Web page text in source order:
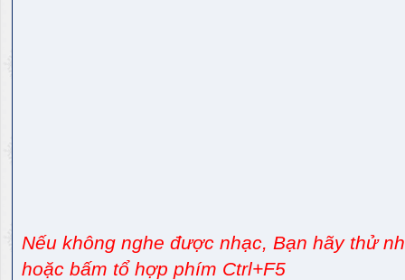
Nếu không nghe được nhạc, Bạn hãy thử
hoặc bấm tổ hợp phím Ctrl+F5